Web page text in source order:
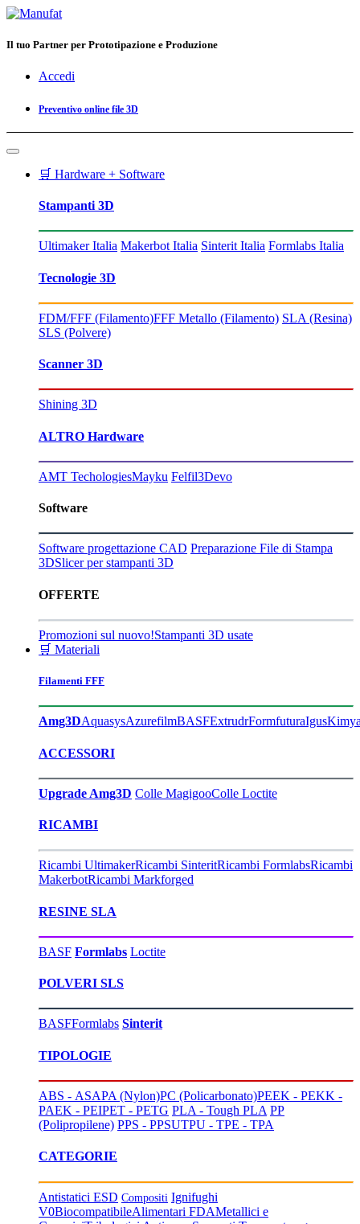
Il tuo Partner per Prototipazione e Produzione
Accedi
Preventivo online file 3D
🛒 Hardware + Software
Stampanti 3D
Ultimaker Italia Makerbot Italia Sinterit Italia Formlabs Italia
Tecnologie 3D
FDM/FFF (Filamento)FFF Metallo (Filamento) SLA (Resina)
SLS (Polvere)
Scanner 3D
Shining 3D
ALTRO Hardware
AMT TechologiesMayku Felfil3Devo
Software
Software progettazione CAD Preparazione File di Stampa
3DSlicer per stampanti 3D
OFFERTE
Promozioni sul nuovo!Stampanti 3D usate
🛒 Materiali
Filamenti FFF
Amg3DAquasysAzurefilmBASFExtrudrFormfuturaIgus
ACCESSORI
Upgrade Amg3D Colle MagigooColle Loctite
RICAMBI
Ricambi UltimakerRicambi SinteritRicambi FormlabsRicambi
MakerbotRicambi Markforged
RESINE SLA
BASF Formlabs Loctite
POLVERI SLS
BASFFormlabs Sinterit
TIPOLOGIE
ABS - ASAPA (Nylon)PC (Policarbonato)PEEK - PEKK -
PAEK - PEIPET - PETG PLA - Tough PLA PP
(Polipropilene) PPS - PPSUTPU - TPE - TPA
CATEGORIE
Antistatici ESD Compositi Ignifughi
V0BiocompatibileAlimentari FDAMetallici e